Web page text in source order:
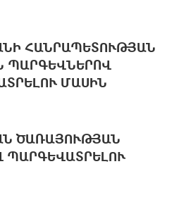
ՀԱՆՐԱՊԵՏՈՒԹՅԱՆ
ՊԱՐԳԵՎՆԵՐՈՎ
ՄԱՍԻՆ
ԾԱՌԱՅՈՒԹՅԱՆ
ՊԱՐԳԵՎԱՏՐԵԼՈՒ